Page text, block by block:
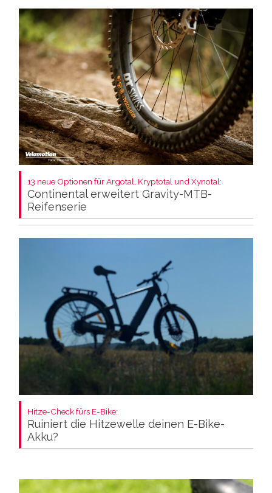
13 neue Optionen für Argotal, Kryptotal und Xynotal:
Continental erweitert Gravity-MTB-
Reifenserie
Hitze-Check fürs E-Bike:
Ruiniert die Hitzewelle deinen E-Bike-
Akku?